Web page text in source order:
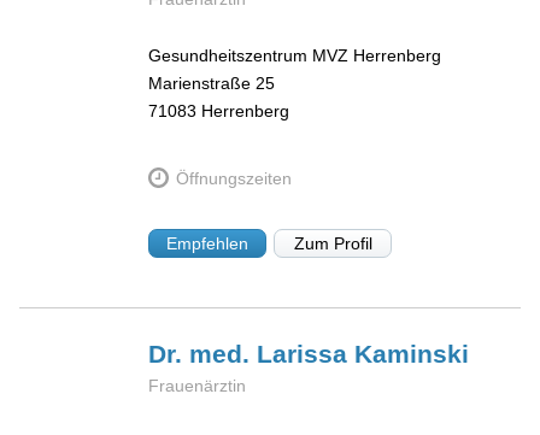
Gesundheitszentrum MVZ Herrenberg
Marienstraße 25
71083 Herrenberg
Öffnungszeiten
Empfehlen Zum Profil
Dr. med. Larissa Kaminski
Frauenärztin